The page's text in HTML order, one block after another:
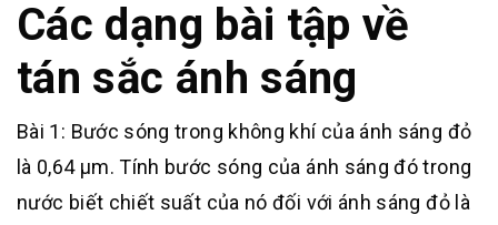
Các dạng bài tập về
tán sắc ánh sáng
Bài 1: Bước sóng trong không khí của ánh sáng đỏ
là 0,64 μm. Tính bước sóng của ánh sáng đó trong
nước biết chiết suất của nó đối với ánh sáng đỏ là